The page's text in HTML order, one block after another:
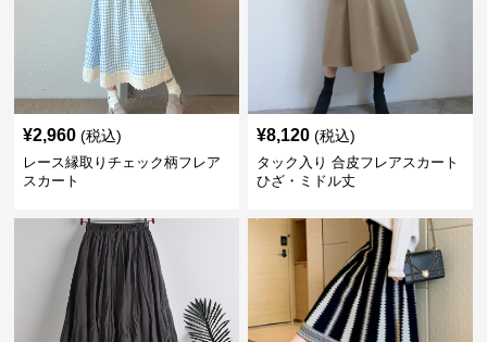
¥2,960 (税込)
レース縁取りチェック柄フレア
スカート
¥8,120 (税込)
タック入り 合皮フレアスカート
ひざ・ミドル丈